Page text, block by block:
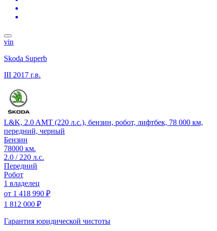
vin
Skoda Superb
III 2017 г.в.
L&K, 2.0 AMT (220 л.с.), бензин, робот, лифтбек, 78 000 км,
передний, черный
Бензин
78000 км.
2.0 / 220 л.с.
Передний
Робот
1 владелец
от 1 418 990 ₽
1 812 000 ₽
Гарантия юридической чистоты